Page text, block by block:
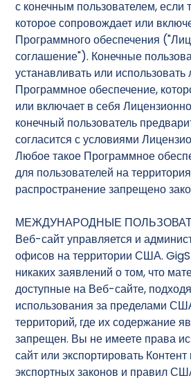
с конечным пользователем, если
которое сопровождает или
Программного обеспечения
соглашение"). Конечные
устанавливать или
Программное обеспечение,
или включает в себя
конечный пользователь
согласится с условиями
Любое такое Программное
для пользователей на
распространение запрещено
МЕЖДУНАРОДНЫЕ
Веб-сайт управляется и
офисов на территории США.
никаких заявлений о том, что
доступные на Веб-сайте,
использования за пределами
территорий, где их содержание
запрещен. Вы не имеете права
сайт или экспортировать
экспортных законов и правил